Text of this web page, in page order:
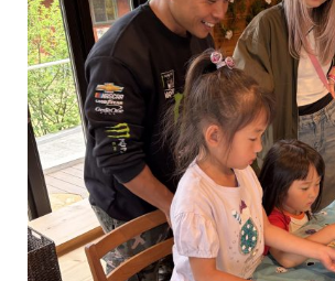
埼玉県／WONDER DEVICE（11年）／ BESS高崎